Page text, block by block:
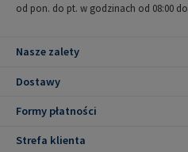
od pon. do pt. w godzinach od 08:00 do
Nasze zalety
Dostawy
Formy płatności
Strefa klienta